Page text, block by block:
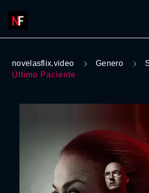
novelasflix.video Genero
Último Paciente